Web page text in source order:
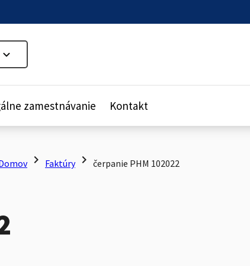
zamestnávanie Kontakt
chevron_right Faktúry chevron_right čerpanie PHM 102022